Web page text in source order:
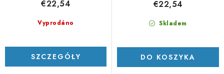
Vyprodáno
€22,54
SZCZEGÓŁY
Skladem
€22,54
DO KOSZYKA